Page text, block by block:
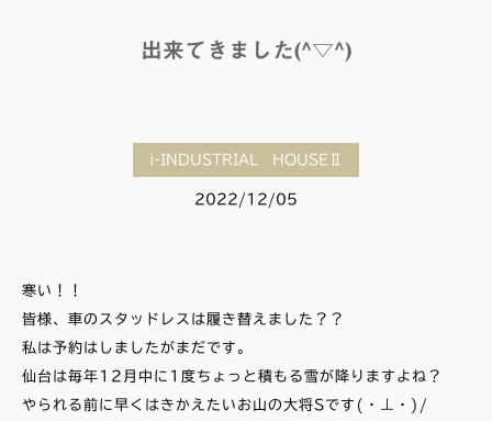
出来てきました(^▽^)
i-INDUSTRIAL HOUSEⅡ
2022/12/05
寒い！！
皆様、車のスタッドレスは履き替えました？？
私は予約はしましたがまだです。
仙台は毎年12月中に1度ちょっと積もる雪が降りますよね？
やられる前に早くはきかえたいお山の大将Sです(・⊥・)/